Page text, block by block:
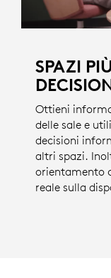
SPAZI
Ottieni
delle sale e
decisioni
altri spazi.
orientamento
reale sulla